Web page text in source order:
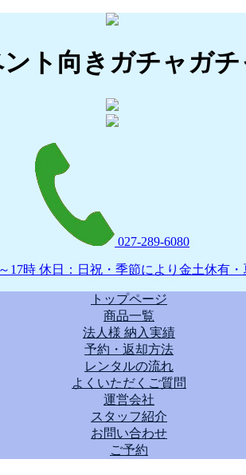
ト向きガチャガ
027-289-6080
17時 休日：日祝・季節により金土休有
トップページ
商品一覧
法人様 納入実績
予約・返却方法
レンタルの流れ
よくいただくご質問
運営会社
スタッフ紹介
お問い合わせ
ご予約